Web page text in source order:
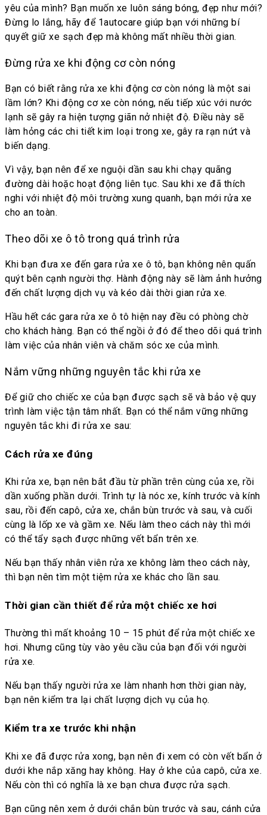
yêu của mình? Bạn muốn xe luôn sáng bóng, đẹp như mới?
Đừng lo lắng, hãy để 1autocare giúp bạn với những bí
quyết giữ xe sạch đẹp mà không mất nhiều thời gian.
Đừng rửa xe khi động cơ còn nóng
Bạn có biết rằng rửa xe khi động cơ còn nóng là một sai
lầm lớn? Khi động cơ xe còn nóng, nếu tiếp xúc với nước
lạnh sẽ gây ra hiện tượng giãn nở nhiệt độ. Điều này sẽ
làm hỏng các chi tiết kim loại trong xe, gây ra rạn nứt và
biến dạng.
Vì vậy, bạn nên để xe nguội dần sau khi chạy quãng
đường dài hoặc hoạt động liên tục. Sau khi xe đã thích
nghi với nhiệt độ môi trường xung quanh, bạn mới rửa xe
cho an toàn.
Theo dõi xe ô tô trong quá trình rửa
Khi bạn đưa xe đến gara rửa xe ô tô, bạn không nên quấn
quýt bên cạnh người thợ. Hành động này sẽ làm ảnh hưởng
đến chất lượng dịch vụ và kéo dài thời gian rửa xe.
Hầu hết các gara rửa xe ô tô hiện nay đều có phòng chờ
cho khách hàng. Bạn có thể ngồi ở đó để theo dõi quá trình
làm việc của nhân viên và chăm sóc xe của mình.
Nắm vững những nguyên tắc khi rửa xe
Để giữ cho chiếc xe của bạn được sạch sẽ và bảo vệ quy
trình làm việc tận tâm nhất. Bạn có thể nắm vững những
nguyên tắc khi đi rửa xe sau:
Cách rửa xe đúng
Khi rửa xe, bạn nên bắt đầu từ phần trên cùng của xe, rồi
dần xuống phần dưới. Trình tự là nóc xe, kính trước và kính
sau, rồi đến capô, cửa xe, chắn bùn trước và sau, và cuối
cùng là lốp xe và gầm xe. Nếu làm theo cách này thì mới
có thể tẩy sạch được những vết bẩn trên xe.
Nếu bạn thấy nhân viên rửa xe không làm theo cách này,
thì bạn nên tìm một tiệm rửa xe khác cho lần sau.
Thời gian cần thiết để rửa một chiếc xe hơi
Thường thì mất khoảng 10 – 15 phút để rửa một chiếc xe
hơi. Nhưng cũng tùy vào yêu cầu của bạn đối với người
rửa xe.
Nếu bạn thấy người rửa xe làm nhanh hơn thời gian này,
bạn nên kiểm tra lại chất lượng dịch vụ của họ.
Kiểm tra xe trước khi nhận
Khi xe đã được rửa xong, bạn nên đi xem có còn vết bẩn ở
dưới khe nắp xăng hay không. Hay ở khe của capô, cửa xe.
Nếu còn thì có nghĩa là xe bạn chưa được rửa sạch.
Bạn cũng nên xem ở dưới chắn bùn trước và sau, cánh cửa